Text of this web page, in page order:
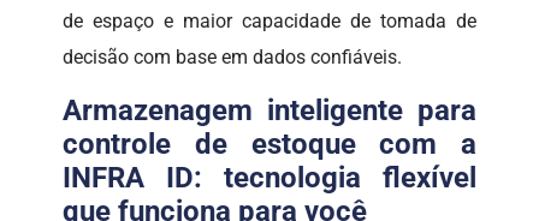
de espaço e maior capacidade de tomada de
decisão com base em dados confiáveis.
Armazenagem inteligente para
controle de estoque com a
INFRA ID: tecnologia flexível
que funciona para você